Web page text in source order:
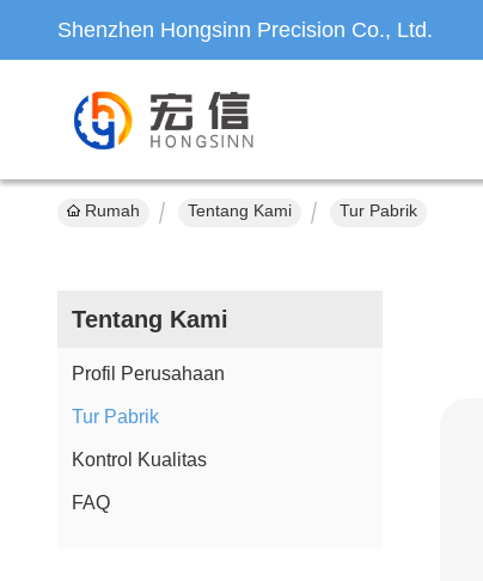
Shenzhen Hongsinn Precision Co., Ltd.
Rumah Tentang Kami Tur Pabrik
Tentang Kami
Profil Perusahaan
Tur Pabrik
Kontrol Kualitas
FAQ